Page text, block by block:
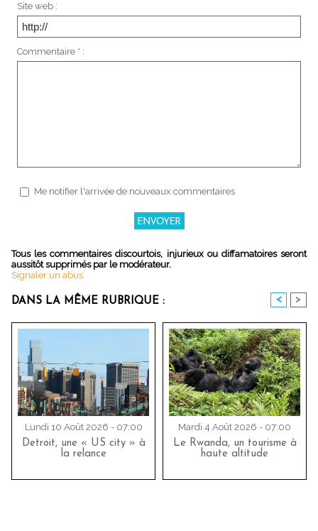
Site web :
Commentaire * :
Me notifier l'arrivée de nouveaux commentaires
Tous les commentaires discourtois, injurieux ou diffamatoires seront
aussitôt supprimés par le modérateur.
Signaler un abus
DANS LA MÊME RUBRIQUE : < >
Lundi 10 Août 2026 - 07:00
Detroit, une « US city » à
la relance
Mardi 4 Août 2026 - 07:00
Le Rwanda, un tourisme à
haute altitude